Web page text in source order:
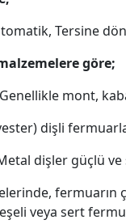
Tersine
göre;
mont,
dişli
dişler güçlü ve
fermuarın
veya sert